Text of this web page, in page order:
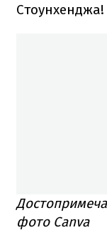
Стоунхенджа!
фото Canva